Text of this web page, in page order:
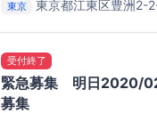
東京 東京都江東区豊洲2-
受付終了
緊急募集 明日2020/
募集